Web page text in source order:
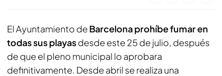
El Ayuntamiento de Barcelona prohíbe fumar en
todas sus playasdesde este 25 de julio, después
de que el pleno municipal lo aprobara
definitivamente. Desde abril se realiza una